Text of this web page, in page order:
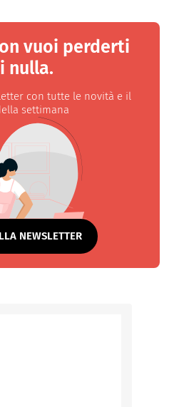
vuoi perderti
nulla.
con tutte le novità e il
settimana
NEWSLETTER